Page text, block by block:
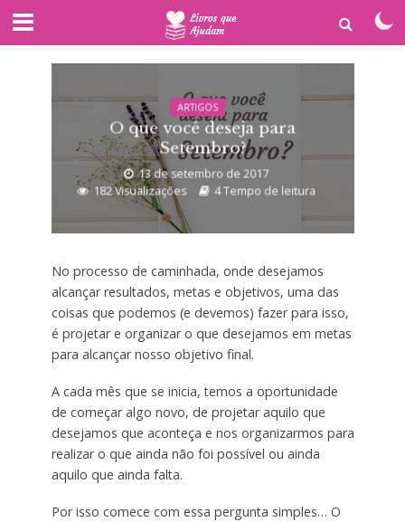
ARTIGOS
O que você deseja para
Setembro?
13 de setembro de 2017
182 Visualizações
4 Tempo de leitura
No processo de caminhada, onde desejamos
alcançar resultados, metas e objetivos, uma das
coisas que podemos (e devemos) fazer para isso,
é projetar e organizar o que desejamos em metas
para alcançar nosso objetivo final.
A cada mês que se inicia, temos a oportunidade
de começar algo novo, de projetar aquilo que
desejamos que aconteça e nos organizarmos para
realizar o que ainda não foi possível ou ainda
aquilo que ainda falta.
Por isso comece com essa pergunta simples… O